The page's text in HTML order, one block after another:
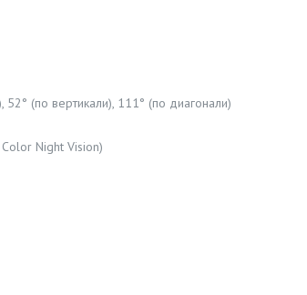
(по вертикали), 111° (по диагонали)
Night Vision)